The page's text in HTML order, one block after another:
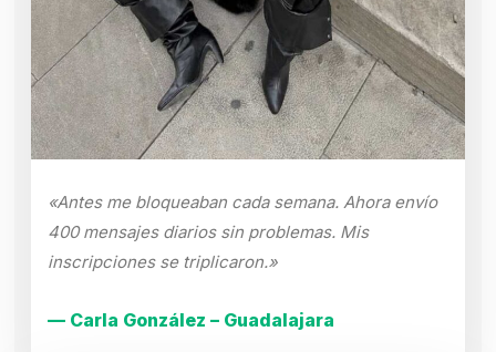
«Antes me bloqueaban cada semana. Ahora envío
400 mensajes diarios sin problemas. Mis
inscripciones se triplicaron.»
— Carla González – Guadalajara